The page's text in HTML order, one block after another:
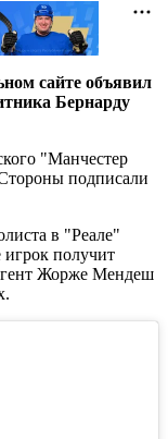
сайте объявил
Бернарду
"Манчестер
подписали
в "Реале"
игрок получит
Жорже Мендеш